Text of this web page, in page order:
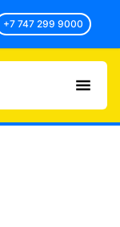
+7 747 299 9000